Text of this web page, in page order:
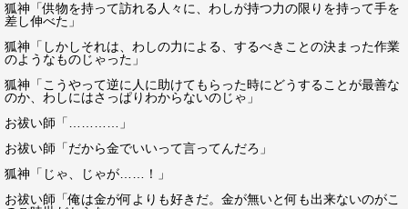
狐神「供物を持って訪れる人々に、わしが持つ力の限りを持って手を
差し伸べた」
狐神「しかしそれは、わしの力による、するべきことの決まった作業
のようなものじゃった」
狐神「こうやって逆に人に助けてもらった時にどうすることが最善な
のか、わしにはさっぱりわからないのじゃ」
お祓い師「…………」
お祓い師「だから金でいいって言ってんだろ」
狐神「じゃ、じゃが……！」
お祓い師「俺は金が何よりも好きだ。金が無いと何も出来ないのがこ